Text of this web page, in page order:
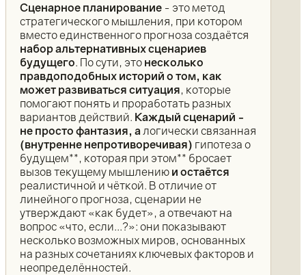
Сценарное планирование - это метод
стратегического мышления, при котором
вместо единственного прогноза создаётся
набор альтернативных сценариев
будущего. По сути, это несколько
правдоподобных историй о том, как
может развиваться ситуация, которые
помогают понять и проработать разных
вариантов действий. Каждый сценарий -
не просто фантазия, алогически связанная
(внутренне непротиворечивая) гипотеза о
будущем**, которая при этом** бросает
вызов текущему мышлению и остаётся
реалистичной и чёткой. В отличие от
линейного прогноза, сценарии не
утверждают «как будет», а отвечают на
вопрос «что, если...?»: они показывают
несколько возможных миров, основанных
на разных сочетаниях ключевых факторов и
неопределённостей.